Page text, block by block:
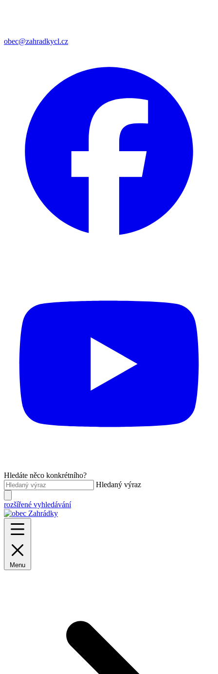
obec@zahradkycl.cz
Hledáte něco konkrétního?
Hledaný výraz
rozšířené vyhledávání
Menu